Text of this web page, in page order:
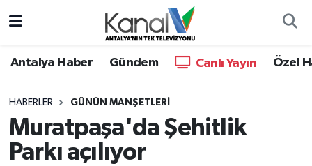
Antalya Haber Gündem Canlı Yayın Özel
HABERLER GÜNÜN MANŞETLERI
Muratpaşa'da Şehitlik
Parkı açılıyor
Antalya Haber
Dünya
Eğitim
Hava Durumu
Trafik Durumu
Süper Lig Puan Durumu ve Fikstür